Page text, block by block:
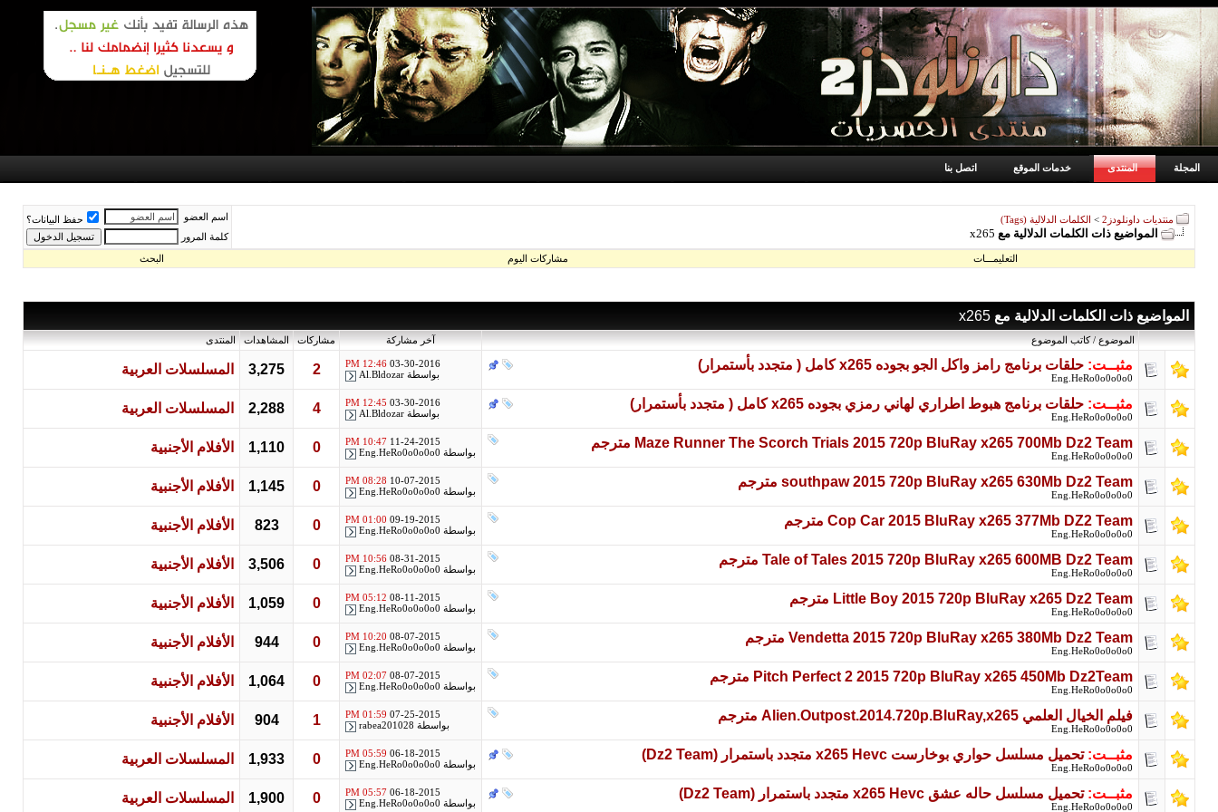
المجلة المنتدى خدمات الموقع اتصل بنا
منتديات داونلودز2 > الكلمات الدلالية (Tags)
المواضيع ذات الكلمات الدلالية مع x265
اسم العضو
حفظ البيانات؟
كلمة المرور
التعليمـــات مشاركات اليوم البحث
المواضيع ذات الكلمات الدلالية مع x265
الموضوع / كاتب الموضوع آخر مشاركة مشاركات المشاهدات المنتدى
مثبــت: حلقات برنامج رامز واكل الجو بجوده x265 كامل ( متجدد بأستمرار)
Eng.HeRo0o0o0o0
03-30-2016
12:46 PM
بواسطة Al.Bldozar
2
3,275 المسلسلات العربية
مثبــت: حلقات برنامج هبوط اطراري لهاني رمزي بجوده x265 كامل ( متجدد بأستمرار)
Eng.HeRo0o0o0o0
03-30-2016
12:45 PM
بواسطة Al.Bldozar
4
2,288 المسلسلات العربية
Maze Runner The Scorch Trials 2015 720p BluRay x265 700Mb Dz2 Team مترجم
Eng.HeRo0o0o0o0
11-24-2015
10:47 PM
بواسطة Eng.HeRo0o0o0o0
0
1,110 الأفلام الأجنبية
southpaw 2015 720p BluRay x265 630Mb Dz2 Team مترجم
Eng.HeRo0o0o0o0
10-07-2015
08:28 PM
بواسطة Eng.HeRo0o0o0o0
0
1,145 الأفلام الأجنبية
Cop Car 2015 BluRay x265 377Mb DZ2 Team مترجم
Eng.HeRo0o0o0o0
09-19-2015
01:00 PM
بواسطة Eng.HeRo0o0o0o0
0
823 الأفلام الأجنبية
Tale of Tales 2015 720p BluRay x265 600MB Dz2 Team مترجم
Eng.HeRo0o0o0o0
08-31-2015
10:56 PM
بواسطة Eng.HeRo0o0o0o0
0
3,506 الأفلام الأجنبية
Little Boy 2015 720p BluRay x265 Dz2 Team مترجم
Eng.HeRo0o0o0o0
08-11-2015
05:12 PM
بواسطة Eng.HeRo0o0o0o0
0
1,059 الأفلام الأجنبية
Vendetta 2015 720p BluRay x265 380Mb Dz2 Team مترجم
Eng.HeRo0o0o0o0
08-07-2015
10:20 PM
بواسطة Eng.HeRo0o0o0o0
0
944 الأفلام الأجنبية
Pitch Perfect 2 2015 720p BluRay x265 450Mb Dz2Team مترجم
Eng.HeRo0o0o0o0
08-07-2015
02:07 PM
بواسطة Eng.HeRo0o0o0o0
0
1,064 الأفلام الأجنبية
فيلم الخيال العلمي Alien.Outpost.2014.720p.BluRay,x265 مترجم
Eng.HeRo0o0o0o0
07-25-2015
01:59 PM
بواسطة rabea201028
1
904 الأفلام الأجنبية
مثبــت: تحميل مسلسل حواري بوخارست x265 Hevc متجدد باستمرار (Dz2 Team)
Eng.HeRo0o0o0o0
06-18-2015
05:59 PM
بواسطة Eng.HeRo0o0o0o0
0
1,933 المسلسلات العربية
مثبــت: تحميل مسلسل حاله عشق x265 Hevc متجدد باستمرار (Dz2 Team)
Eng.HeRo0o0o0o0
06-18-2015
05:57 PM
بواسطة Eng.HeRo0o0o0o0
0
1,900 المسلسلات العربية